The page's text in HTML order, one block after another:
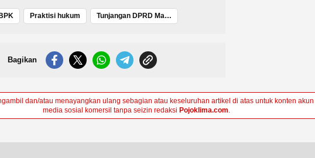
BPK Praktisi hukum Tunjangan DPRD Malut
Bagikan
dan/atau menayangkan ulang sebagian atau keseluruhan artikel di atas untuk konten akun
media sosial komersil tanpa seizin redaksi Pojoklima.com.